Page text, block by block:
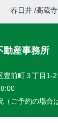
春日井 高蔵寺
動産事務所
豊前町３丁目1-2
（ご予約の場合